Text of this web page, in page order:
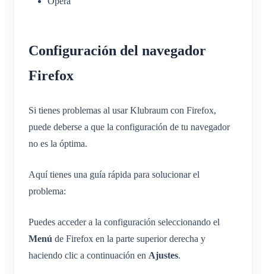
Cambiar el nombre del Klubraum
Configuración del navegador
Firefox
Si tienes problemas al usar Klubraum con Firefox,
puede deberse a que la configuración de tu navegador
no es la óptima.
Aquí tienes una guía rápida para solucionar el
problema:
Puedes acceder a la configuración seleccionando el
Menú de Firefox en la parte superior derecha y
haciendo clic a continuación en Ajustes.